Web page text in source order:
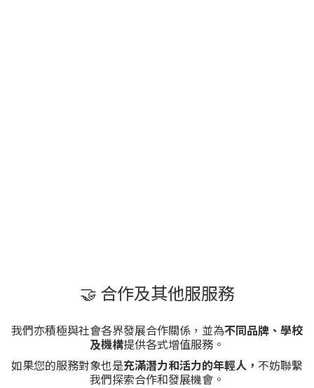
🤝 合作及其他服服務
我們亦積極與社會各界發展合作關係，並為不同品牌、學校
及機構提供各式增值服務。
如果您的服務對象也是充滿潛力和活力的年輕人， 不妨聯繫
我們探索合作和發展機會。